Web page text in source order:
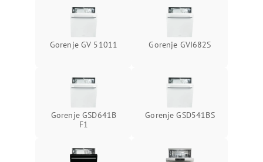
Gorenje GV 51011 Gorenje GVI682S
Gorenje GSD641B
F1
Gorenje GSD541BS